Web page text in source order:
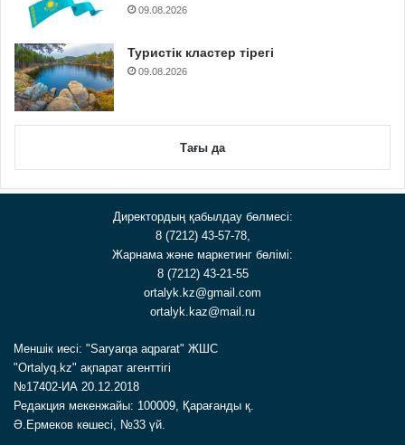
09.08.2026
Туристік кластер тірегі
09.08.2026
Тағы да
Директордың қабылдау бөлмесі:
8 (7212) 43-57-78,
Жарнама және маркетинг бөлімі:
8 (7212) 43-21-55
ortalyk.kz@gmail.com
ortalyk.kaz@mail.ru
Меншік иесі: "Saryarqa aqparat" ЖШС
"Ortalyq.kz" ақпарат агенттігі
№17402-ИА 20.12.2018
Редакция мекенжайы: 100009, Қарағанды қ.
Ә.Ермеков көшесі, №33 үй.